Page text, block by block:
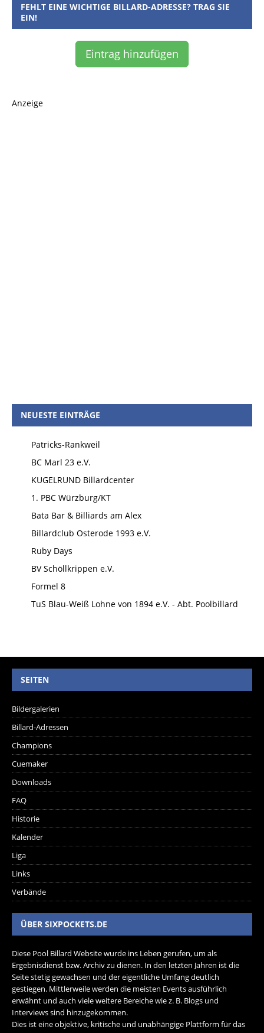
FEHLT EINE WICHTIGE BILLARD-ADRESSE? TRAG SIE
EIN!
Eintrag hinzufügen
Anzeige
NEUESTE EINTRÄGE
Patricks-Rankweil
BC Marl 23 e.V.
KUGELRUND Billardcenter
1. PBC Würzburg/KT
Bata Bar & Billiards am Alex
Billardclub Osterode 1993 e.V.
Ruby Days
BV Schöllkrippen e.V.
Formel 8
TuS Blau-Weiß Lohne von 1894 e.V. - Abt. Poolbillard
SEITEN
Bildergalerien
Billard-Adressen
Champions
Cuemaker
Downloads
FAQ
Historie
Kalender
Liga
Links
Verbände
ÜBER SIXPOCKETS.DE
Diese Pool Billard Website wurde ins Leben gerufen, um als
Ergebnisdienst bzw. Archiv zu dienen. In den letzten Jahren ist die
Seite stetig gewachsen und der eigentliche Umfang deutlich
gestiegen. Mittlerweile werden die meisten Events ausführlich
erwähnt und auch viele weitere Bereiche wie z. B. Blogs und
Interviews sind hinzugekommen.
Dies ist eine objektive, kritische und unabhängige Plattform für das